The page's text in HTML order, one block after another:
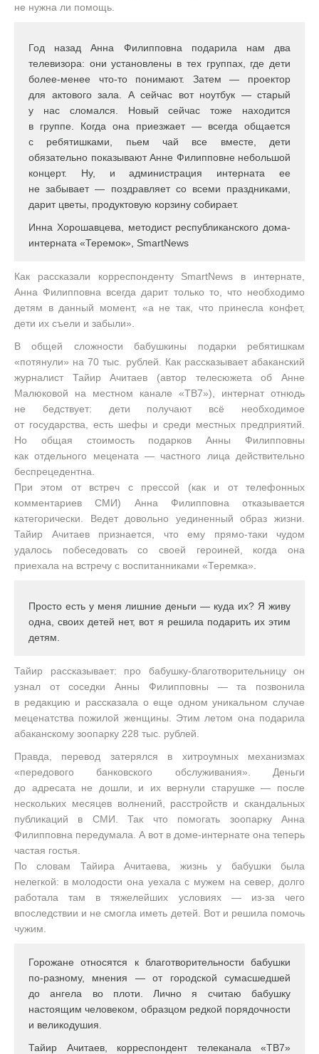
не нужна ли помощь.
Год назад Анна Филипповна подарила нам два
телевизора: они установлены в тех группах, где дети
более-менее что-то понимают. Затем — проектор
для актового зала. А сейчас вот ноутбук — старый
у нас сломался. Новый сейчас тоже находится
в группе. Когда она приезжает — всегда общается
с ребятишками, пьем чай все вместе, дети
обязательно показывают Анне Филипповне небольшой
концерт. Ну, и администрация интерната ее
не забывает — поздравляет со всеми праздниками,
дарит цветы, продуктовую корзину собирает.
Инна Хорошавцева, методист республиканского дома-
интерната «Теремок», SmartNews
Как рассказали корреспонденту SmаrtNews в интернате,
Анна Филипповна всегда дарит только то, что необходимо
детям в данный момент, «а не так, что принесла конфет,
дети их съели и забыли».
В общей сложности бабушкины подарки ребятишкам
«потянули» на 70 тыс. рублей. Как рассказывает абаканский
журналист Тайир Ачитаев (автор телесюжета об Анне
Малюковой на местном канале «ТВ7»), интернат отнюдь
не бедствует: дети получают всё необходимое
от государства, есть шефы и среди местных предприятий.
Но общая стоимость подарков Анны Филипповны
как отдельного мецената — частного лица действительно
беспрецедентна.
При этом от встреч с прессой (как и от телефонных
комментариев СМИ) Анна Филипповна отказывается
категорически. Ведет довольно уединенный образ жизни.
Тайир Ачитаев признается, что ему прямо-таки чудом
удалось побеседовать со своей героиней, когда она
приехала на встречу с воспитанниками «Теремка».
Просто есть у меня лишние деньги — куда их? Я живу
одна, своих детей нет, вот я решила подарить их этим
детям.
Тайир рассказывает: про бабушку-благотворительницу он
узнал от соседки Анны Филипповны — та позвонила
в редакцию и рассказала о еще одном уникальном случае
меценатства пожилой женщины. Этим летом она подарила
абаканскому зоопарку 228 тыс. рублей.
Правда, перевод затерялся в хитроумных механизмах
«передового банковского обслуживания». Деньги
до адресата не дошли, и их вернули старушке — после
нескольких месяцев волнений, расстройств и скандальных
публикаций в СМИ. Так что помогать зоопарку Анна
Филипповна передумала. А вот в доме-интернате она теперь
частая гостья.
По словам Тайира Ачитаева, жизнь у бабушки была
нелегкой: в молодости она уехала с мужем на север, долго
работала там в тяжелейших условиях — из-за чего
впоследствии и не смогла иметь детей. Вот и решила помочь
чужим.
Горожане относятся к благотворительности бабушки
по-разному, мнения — от городской сумасшедшей
до ангела во плоти. Лично я считаю бабушку
настоящим человеком, образцом редкой порядочности
и великодушия.
Тайир Ачитаев, корреспондент телеканала «ТВ7»